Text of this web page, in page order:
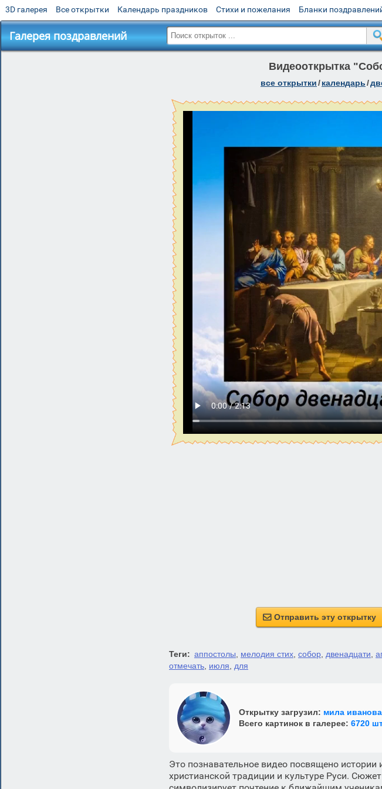
3D галерея Все открытки Календарь праздников Стихи и пожелания Бланки
Галерея поздравлений
Видеооткрытка
все открытки/календарь/
 Отправить эту открытку
Теги: аппостолы мелодия стих собор двенадцати
отмечать июля для
Открытку загрузил: мила
Всего картинок в галерее: 6720
Это познавательное видео посвящено
христианской традиции и культуре Руси.